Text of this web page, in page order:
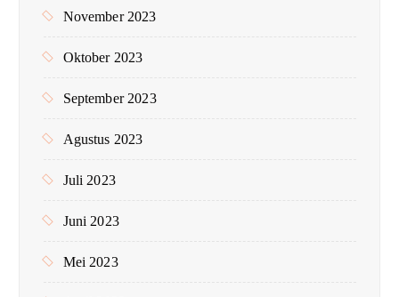
November 2023
Oktober 2023
September 2023
Agustus 2023
Juli 2023
Juni 2023
Mei 2023